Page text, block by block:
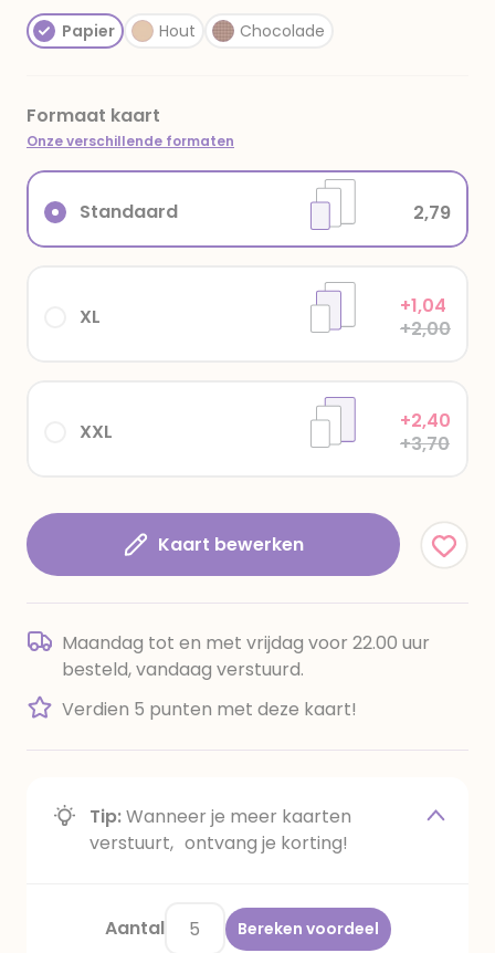
Papier Hout Chocolade
Formaat kaart
Onze verschillende formaten
XXL
+2,40
+3,70
XL
+1,04
+2,00
Standaard 2,79
Kaart bewerken
Maandag tot en met vrijdag voor 22.00 uur
besteld, vandaag verstuurd.
Verdien 5 punten met deze kaart!
Tip:Wanneer je meer kaarten
verstuurt, ontvang je korting!
Aantal Bereken voordeel